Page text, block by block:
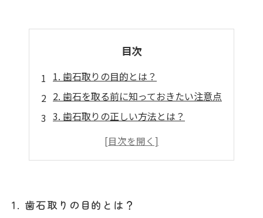
目次
1. 歯石取りの目的とは？
2. 歯石を取る前に知っておきたい注意点
3. 歯石取りの正しい方法とは？
4. スケーラーの使い方に要注意！
1. 歯石取りの目的とは？